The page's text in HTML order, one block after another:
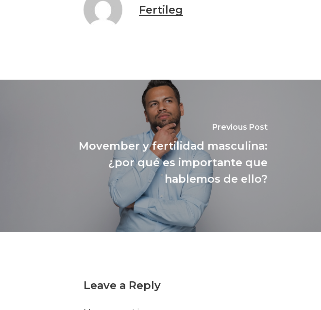
Fertileg
Previous Post
Movember y fertilidad masculina:
¿por qué es importante que
hablemos de ello?
Leave a Reply